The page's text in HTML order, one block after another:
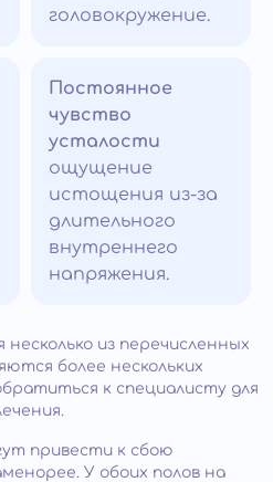
головокружение.
Постоянное
чувство
усталости
ощущение
истощения из-за
длительного
внутреннего
напряжения.
несколько из перечисленных
более нескольких
к специалисту для
привести к сбою
У обоих полов на